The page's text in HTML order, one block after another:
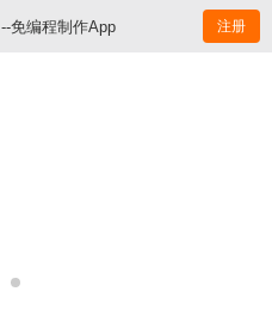
--免编程制作App 注册